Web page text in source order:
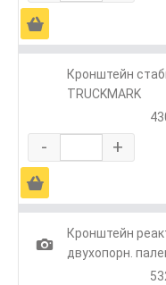
Ä
Кронштейн
TRUCKMARK
- +
Ä
1
Кронштейн
двухопорн.